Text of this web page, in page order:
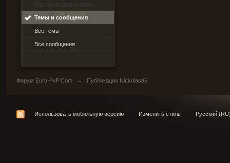
По пользователю
Темы и сообщения
Все темы
Все сообщения
Форум Euro-PvP.Com → Публикации Nickolas95
Использовать мобильную версию Изменить стиль Русский